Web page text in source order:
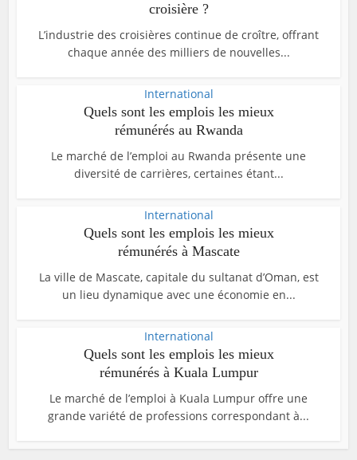
croisière ?
L’industrie des croisières continue de croître, offrant
chaque année des milliers de nouvelles...
International
Quels sont les emplois les mieux
rémunérés au Rwanda
Le marché de l’emploi au Rwanda présente une
diversité de carrières, certaines étant...
International
Quels sont les emplois les mieux
rémunérés à Mascate
La ville de Mascate, capitale du sultanat d’Oman, est
un lieu dynamique avec une économie en...
International
Quels sont les emplois les mieux
rémunérés à Kuala Lumpur
Le marché de l’emploi à Kuala Lumpur offre une
grande variété de professions correspondant à...